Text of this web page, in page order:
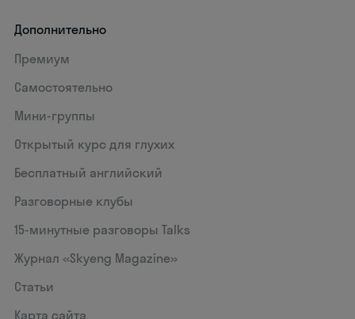
Дополнительно
Премиум
Самостоятельно
Мини-группы
Открытый курс для глухих
Бесплатный английский
Разговорные клубы
15‑минутные разговоры Talks
Журнал «Skyeng Magazine»
Статьи
Карта сайта